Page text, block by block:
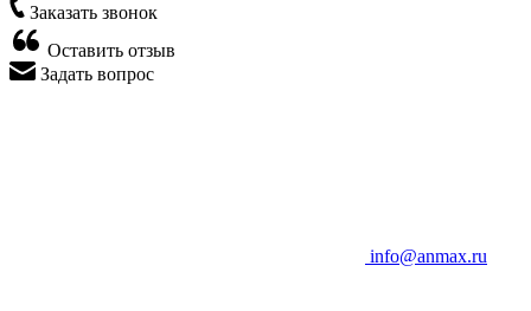
Заказать звонок
Оставить отзыв
Задать вопрос
info@anmax.ru